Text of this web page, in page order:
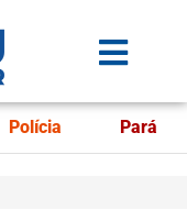
Polícia Pará